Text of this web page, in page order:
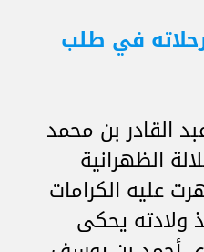
في طلب
القادر بن محمد
الظهرانية
ظهرت عليه الكرامات
ولادته يحكى